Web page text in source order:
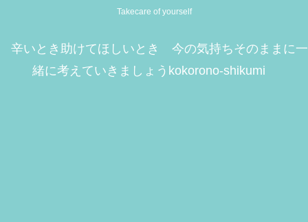
Takecare of yourself
辛いとき助けてほしいとき 今の気持ちそのままに一
緒に考えていきましょうkokorono-shikumi